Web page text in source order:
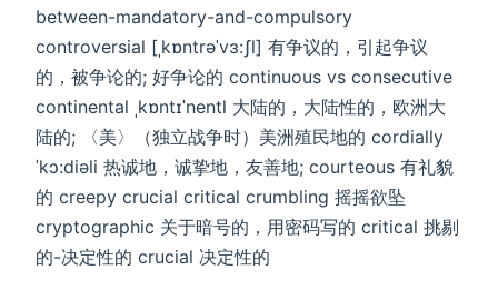
between-mandatory-and-compulsory
controversial [ˌkɒntrəˈvɜ:ʃl] 有争议的，引起争议
的，被争论的; 好争论的 continuous vs consecutive
continental ˌkɒntɪˈnentl 大陆的，大陆性的，欧洲大
陆的; 〈美〉（独立战争时）美洲殖民地的 cordially
ˈkɔ:diəli 热诚地，诚挚地，友善地; courteous 有礼貌
的 creepy crucial critical crumbling 摇摇欲坠
cryptographic 关于暗号的，用密码写的 critical 挑剔
的-决定性的 crucial 决定性的